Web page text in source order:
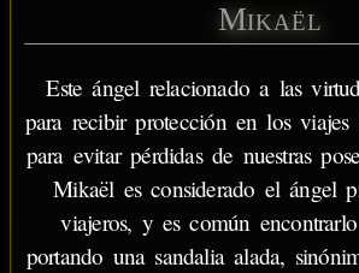
Mikaël
Este ángel relacionado a las
para recibir protección en los
para evitar pérdidas de nuestras
Mikaël es considerado el ángel
viajeros, y es común
portando una sandalia alada,